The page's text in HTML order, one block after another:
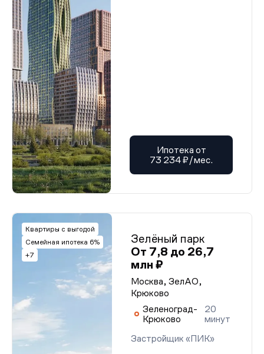
Ипотека от
73 234 ₽/мес.
Квартиры с выгодой
Семейная ипотека 6%
+7
Зелёный парк
От 7,8 до 26,7
млн ₽
Москва, ЗелАО,
Крюково
Зеленоград-
Крюково
20
минут
Застройщик «ПИК»